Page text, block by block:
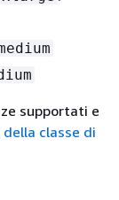
supportati e
della classe di